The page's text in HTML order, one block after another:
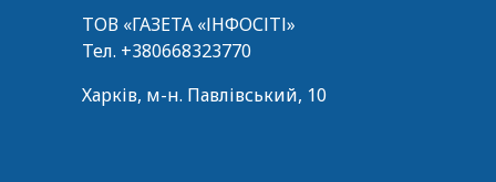
ТОВ «ГАЗЕТА «ІНФОСІТІ»
Тел. +380668323770
Харків, м-н. Павлівський, 10